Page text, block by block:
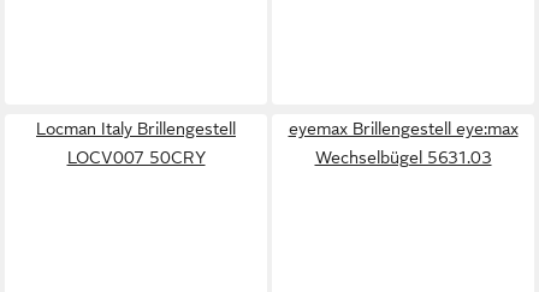
Locman Italy Brillengestell
LOCV007 50CRY
eyemax Brillengestell eye:max
Wechselbügel 5631.03